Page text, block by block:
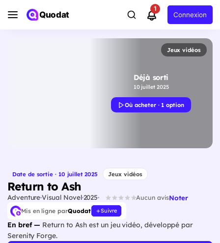
Quodat
1
Connexion
Jeux vidéos
Déjà sorti
10 juillet 2025
Où acheter · 1 option
Date de sortie · 10 juillet 2025 Jeux vidéos
Return to Ash
AdventureVisual Novel2025 Aucun avisNoter
Mis en ligne parQuodat Suivre
En bref — Return to Ash est un jeu vidéo, développé par
Serenity Forge.